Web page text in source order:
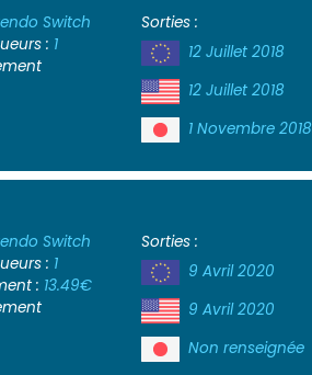
Switch
: 1
Sorties :
12 Juillet 2018
12 Juillet 2018
1 Novembre 2018
Switch
: 1
: 13.49€
Sorties :
9 Avril 2020
9 Avril 2020
Non renseignée